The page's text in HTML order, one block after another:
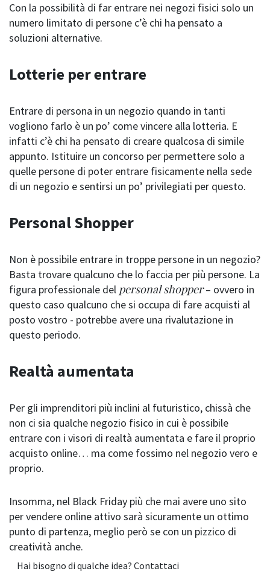
Con la possibilità di far entrare nei negozi fisici solo un
numero limitato di persone c’è chi ha pensato a
soluzioni alternative.
Lotterie per entrare
Entrare di persona in un negozio quando in tanti
vogliono farlo è un po’ come vincere alla lotteria. E
infatti c’è chi ha pensato di creare qualcosa di simile
appunto. Istituire un concorso per permettere solo a
quelle persone di poter entrare fisicamente nella sede
di un negozio e sentirsi un po’ privilegiati per questo.
Personal Shopper
Non è possibile entrare in troppe persone in un negozio?
Basta trovare qualcuno che lo faccia per più persone. La
figura professionale del personal shopper– ovvero in
questo caso qualcuno che si occupa di fare acquisti al
posto vostro - potrebbe avere una rivalutazione in
questo periodo.
Realtà aumentata
Per gli imprenditori più inclini al futuristico, chissà che
non ci sia qualche negozio fisico in cui è possibile
entrare con i visori di realtà aumentata e fare il proprio
acquisto online… ma come fossimo nel negozio vero e
proprio.
Insomma, nel Black Friday più che mai avere uno sito
per vendere online attivo sarà sicuramente un ottimo
punto di partenza, meglio però se con un pizzico di
creatività anche.
Hai bisogno di qualche idea? Contattaci